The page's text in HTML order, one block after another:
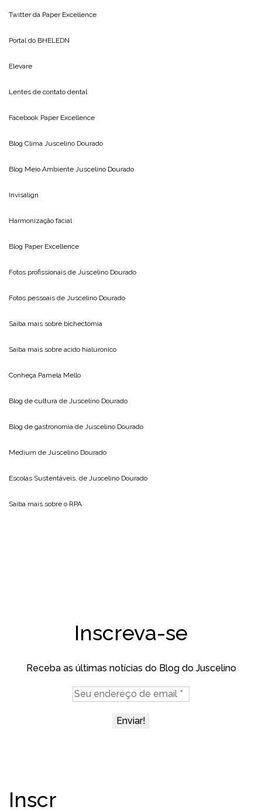
Twitter da Paper Excellence
Portal do BHELEDN
Elevare
Lentes de contato dental
Facebook Paper Excellence
Blog Clima Juscelino Dourado
Blog Meio Ambiente Juscelino Dourado
Invisalign
Harmonização facial
Blog Paper Excellence
Fotos profissionais de Juscelino Dourado
Fotos pessoais de Juscelino Dourado
Saiba mais sobre bichectomia
Saiba mais sobre acido hialuronico
Conheça Pamela Mello
Blog de cultura de Juscelino Dourado
Blog de gastronomia de Juscelino Dourado
Medium de Juscelino Dourado
Escolas Sustentáveis, de Juscelino Dourado
Saiba mais sobre o RPA
Inscreva-se
Receba as últimas notícias do Blog do Juscelino
Inscr